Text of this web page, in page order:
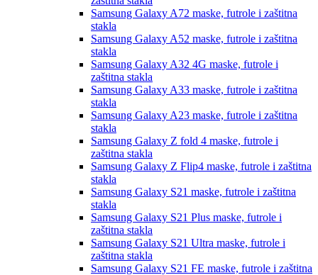
Samsung Galaxy A72 maske, futrole i zaštitna
stakla
Samsung Galaxy A52 maske, futrole i zaštitna
stakla
Samsung Galaxy A32 4G maske, futrole i
zaštitna stakla
Samsung Galaxy A33 maske, futrole i zaštitna
stakla
Samsung Galaxy A23 maske, futrole i zaštitna
stakla
Samsung Galaxy Z fold 4 maske, futrole i
zaštitna stakla
Samsung Galaxy Z Flip4 maske, futrole i zaštitna
stakla
Samsung Galaxy S21 maske, futrole i zaštitna
stakla
Samsung Galaxy S21 Plus maske, futrole i
zaštitna stakla
Samsung Galaxy S21 Ultra maske, futrole i
zaštitna stakla
Samsung Galaxy S21 FE maske, futrole i zaštitna